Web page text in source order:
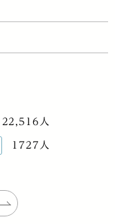
22,516人
1727人